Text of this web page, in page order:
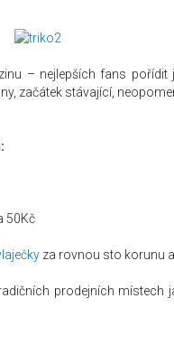
– nejlepších fans pořídit
začátek stávající,
50Kč
za rovnou sto korunu a
prodejních místech